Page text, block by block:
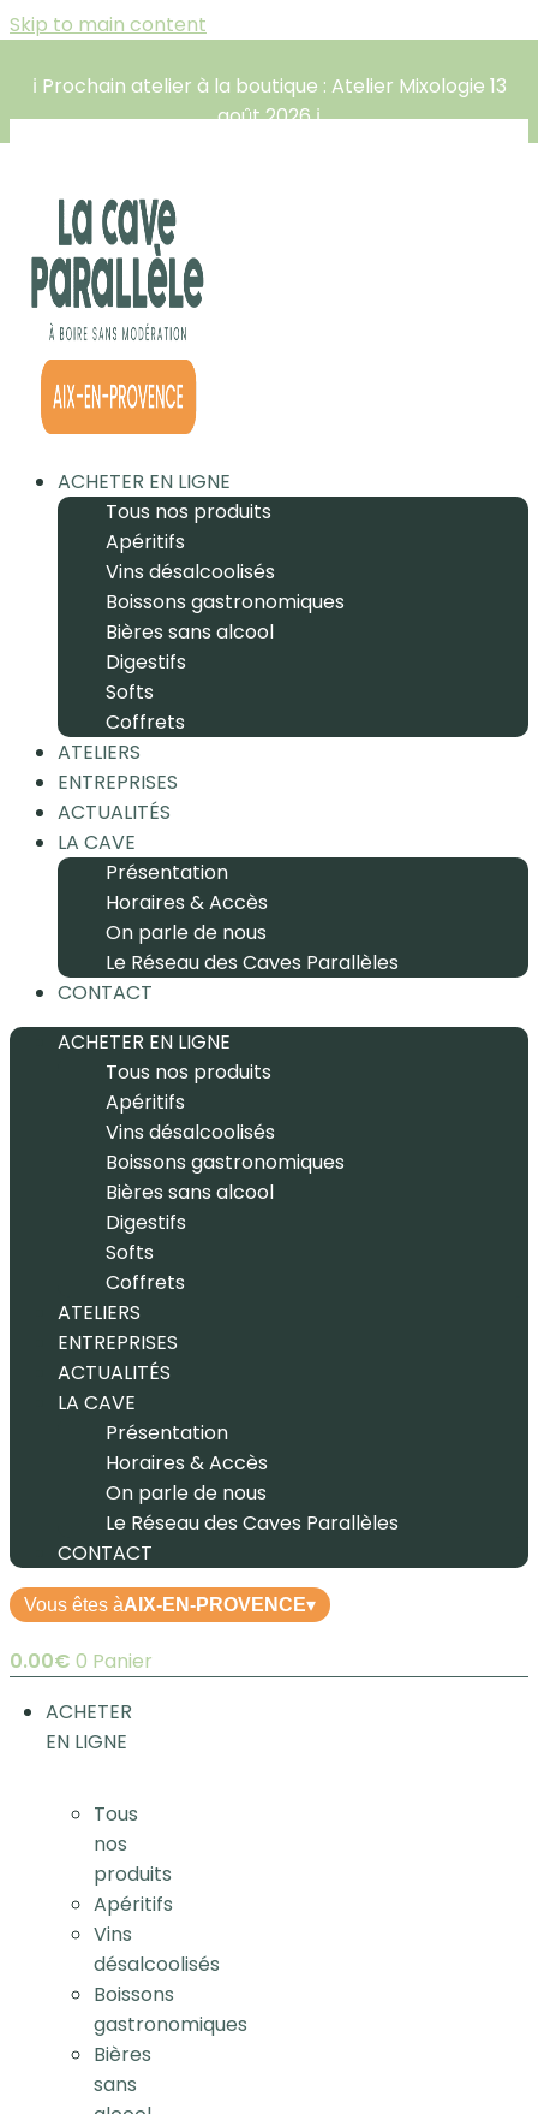
Skip to main content
ℹ️ Prochain atelier à la boutique : Atelier Mixologie 13
août 2026 ℹ️
ACHETER EN LIGNE
Tous nos produits
Apéritifs
Vins désalcoolisés
Boissons gastronomiques
Bières sans alcool
Digestifs
Softs
Coffrets
ATELIERS
ENTREPRISES
ACTUALITÉS
LA CAVE
Présentation
Horaires & Accès
On parle de nous
Le Réseau des Caves Parallèles
CONTACT
ACHETER EN LIGNE
Tous nos produits
Apéritifs
Vins désalcoolisés
Boissons gastronomiques
Bières sans alcool
Digestifs
Softs
Coffrets
ATELIERS
ENTREPRISES
ACTUALITÉS
LA CAVE
Présentation
Horaires & Accès
On parle de nous
Le Réseau des Caves Parallèles
CONTACT
Vous êtes àAIX-EN-PROVENCE▾
0.00€ 0 Panier
ACHETER
EN LIGNE
Tous
nos
produits
Apéritifs
Vins
désalcoolisés
Boissons
gastronomiques
Bières
sans